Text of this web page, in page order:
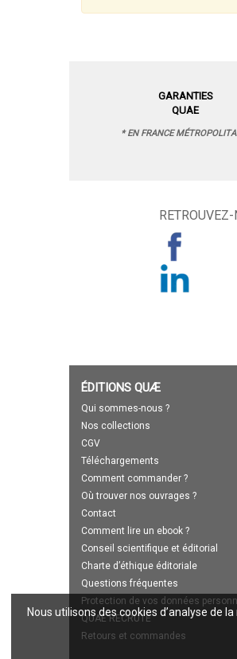
Nous utilisons des cookies d’analyse de
GARANTIES
QUAE
* EN FRANCE
RETROUVEZ-
ÉDITIONS QUÆ
Qui sommes-nous ?
Nos collections
CGV
Téléchargements
Comment commander ?
Où trouver nos ouvrages ?
Contact
Comment lire un ebook ?
Conseil scientifique et éditorial
Charte d’éthique éditoriale
Questions fréquentes
Protection de vos données
QUAE RECRUTE
Retours et commandes